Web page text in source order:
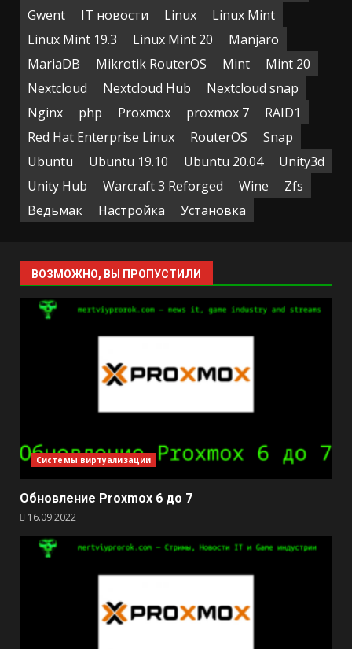
Gwent
IT новости Linux
Linux Mint
Linux Mint 19.3
Linux Mint 20
Manjaro
MariaDB
Mikrotik RouterOS Mint
Mint 20
Nextcloud
Nextcloud Hub
Nextcloud snap
Nginx
php Proxmox proxmox 7
RAID1
Red Hat Enterprise Linux
RouterOS
Snap
Ubuntu
Ubuntu 19.10 Ubuntu 20.04
Unity3d
Unity Hub
Warcraft 3 Reforged Wine
Zfs
Ведьмак
Настройка Установка
ВОЗМОЖНО, ВЫ ПРОПУСТИЛИ
Системы виртуализации
Обновление Proxmox 6 до 7
16.09.2022